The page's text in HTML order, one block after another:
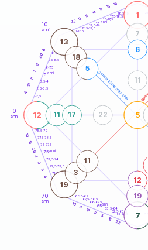
generazione maschile
0
anni
10
anni
70
anni
1-2,5
2,5-3,5
3,5-4
6-7,5
7,5-8,5
8,5-9
11-12,5
12,5-13,5
13,5-14
16-17,5
17,5-18,5
18,5-19
61-62,5
62,5-63,5
63,5-64
66-67,5
67,5-68,5
68,5-69
71-72,5
72,5-73,5
73,5-74
76-77,5
77,5-78,5
78,5-79
4
19
8
7
9
20
6
22 9
5
14 11
15 16
22
15
5
8
17
9
10
6
5
9
4
20
16
10
12
1
7
5
13
19 12
11
7
19
17
6
22
11
18
5
3
11
5 anni
15 anni
65anni
75anni